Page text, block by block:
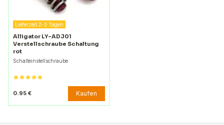
Lieferzeit 2-3 Tagen
Alligator LY-ADJ01
Verstellschraube Schaltung
rot
Schalteinstellschraube
0.95 € Kaufen